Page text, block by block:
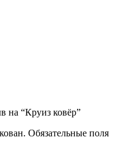
на “Круиз ковёр”
Обязательные поля